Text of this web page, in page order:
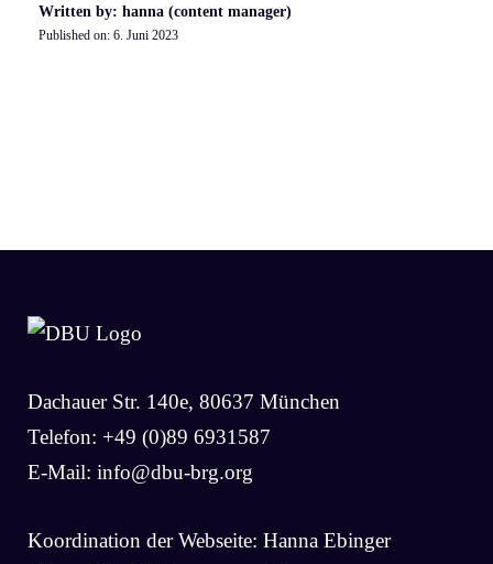
Written by: hanna (content manager)
Published on: 6. Juni 2023
Dachauer Str. 140e, 80637 München
Telefon: +49 (0)89 6931587
E-Mail: info@dbu-brg.org
Koordination der Webseite: Hanna Ebinger